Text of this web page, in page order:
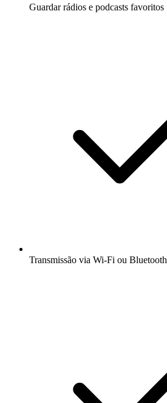
Guardar rádios e podcasts favoritos
Transmissão via Wi-Fi ou Bluetooth